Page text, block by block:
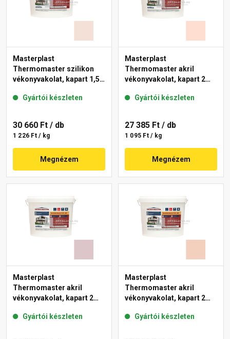
Masterplast
Thermomaster szilikon
vékonyvakolat, kapart 1,5
Gyártói készleten
30 660 Ft / db
1 226 Ft / kg
Megnézem
Masterplast
Thermomaster akril
vékonyvakolat, kapart 2
Gyártói készleten
27 385 Ft / db
1 095 Ft / kg
Megnézem
Masterplast
Thermomaster akril
vékonyvakolat, kapart 2
Gyártói készleten
Masterplast
Thermomaster akril
vékonyvakolat, kapart 2
Gyártói készleten